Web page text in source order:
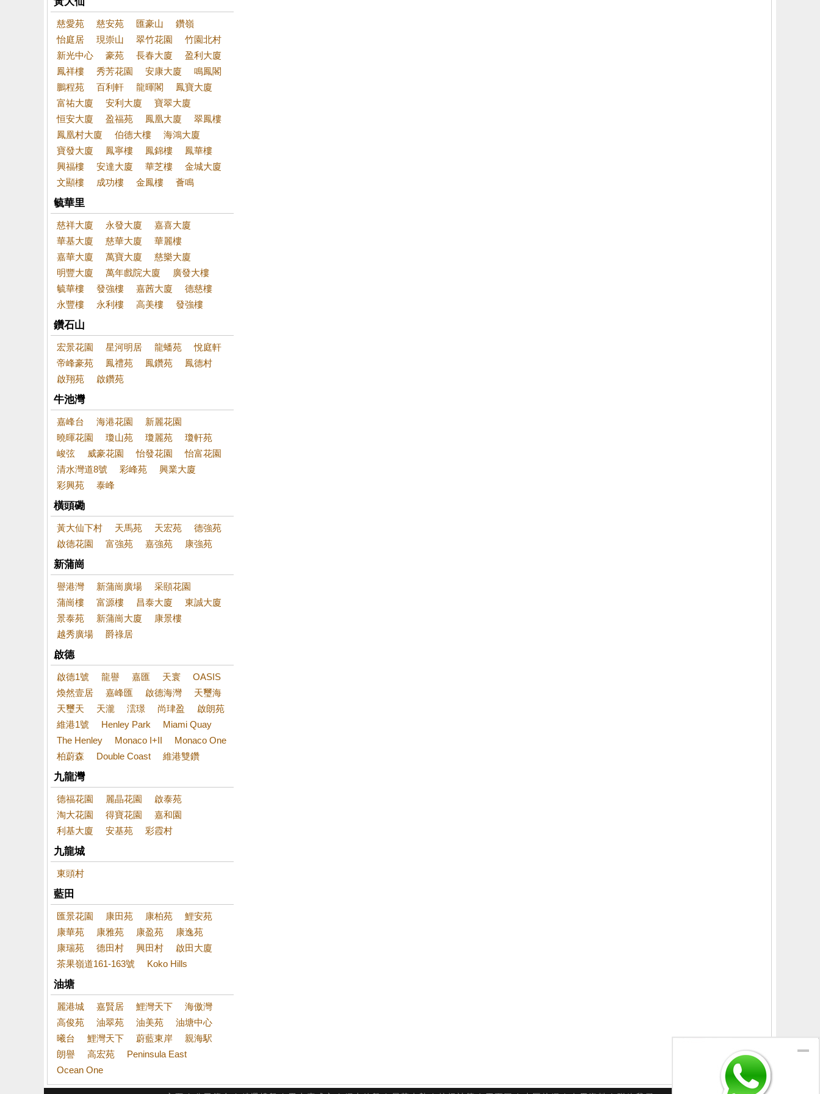
慈愛苑 慈安苑 匯豪山
鑽嶺
怡庭居
現崇山 翠竹花園
竹園北村
新光中心
豪苑 長春大廈
盈利大廈
鳳祥樓
秀芳花園 安康大廈
鳴鳳閣
鵬程苑
百利軒 龍暉閣
鳳寶大廈
富祐大廈
安利大廈
寶翠大廈
恒安大廈
盈福苑 鳳凰大廈
翠鳳樓
鳳凰村大廈
伯德大樓
海鴻大廈
寶發大廈
鳳寧樓 鳳錦樓
鳳華樓
興福樓
安達大廈 華芝樓
金城大廈
文顯樓
成功樓 金鳳樓 薈鳴
毓華里
慈祥大廈 永發大廈
嘉喜大廈
華基大廈
慈華大廈
華麗樓
嘉華大廈
萬寶大廈
慈樂大廈
明豐大廈
萬年戲院大廈
廣發大樓
毓華樓
發強樓 嘉茜大廈
德慈樓
永豐樓
永利樓 高美樓 發強樓
鑽石山
宏景花園 星河明居 龍蟠苑
悅庭軒
帝峰豪苑
鳳禮苑 鳳鑽苑
鳳德村
啟翔苑
啟鑽苑
牛池灣
嘉峰台 海港花園
新麗花園
曉暉花園
瓊山苑 瓊麗苑
瓊軒苑
峻弦
威豪花園 怡發花園
怡富花園
清水灣道8號
彩峰苑
興業大廈
彩興苑
泰峰
橫頭磡
黃大仙下村 天馬苑 天宏苑
德強苑
啟德花園
富強苑 嘉強苑 康強苑
新蒲崗
譽港灣 新蒲崗廣場
采頤花園
蒲崗樓
富源樓 昌泰大廈
東誠大廈
景泰苑
新蒲崗大廈
康景樓
越秀廣場
爵祿居
啟德
啟德1號 龍譽 嘉匯 天寰
OASIS
煥然壹居
嘉峰匯 啟德海灣
天璽海
天璽天
天瀧 澐璟 尚珒盈
啟朗苑
維港1號
Henley Park
Miami Quay
The Henley
Monaco I+II
Monaco One
柏蔚森
Double Coast 維港雙鑽
九龍灣
德福花園 麗晶花園
啟泰苑
淘大花園
得寶花園
嘉和園
利基大廈
安基苑 彩霞村
九龍城
東頭村
藍田
匯景花園 康田苑 康柏苑
鯉安苑
康華苑
康雅苑 康盈苑
康逸苑
康瑞苑
德田村 興田村
啟田大廈
茶果嶺道161-163號
Koko Hills
油塘
麗港城 嘉賢居 鯉灣天下
海傲灣
高俊苑
油翠苑 油美苑
油塘中心
曦台
鯉灣天下 蔚藍東岸
親海駅
朗譽
高宏苑
Peninsula East
Ocean One